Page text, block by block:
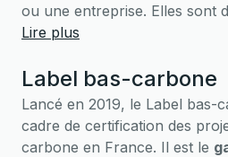
ou une entreprise. Elles sont
l’Organisation internationale
ISO) et sont ainsi qualifiées de
compte aujourd’hui plus de
de la comptabilité carbone,
réaliser une certification ISO
Lire plus
Label bas-carbone
Lancé en 2019, le Label bas-
cadre de certification des
carbone en France. Il est le